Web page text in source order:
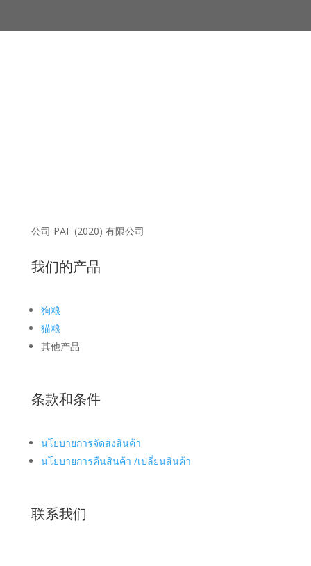
公司 PAF (2020) 有限公司
我们的产品
狗粮
猫粮
其他产品
条款和条件
นโยบายการจัดส่งสินค้า
นโยบายการคืนสินค้า /เปลี่ยนสินค้า
联系我们